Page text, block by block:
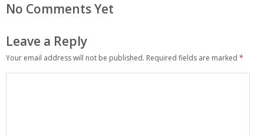
No Comments Yet
Leave a Reply
Your email address will not be published. Required fields are marked *